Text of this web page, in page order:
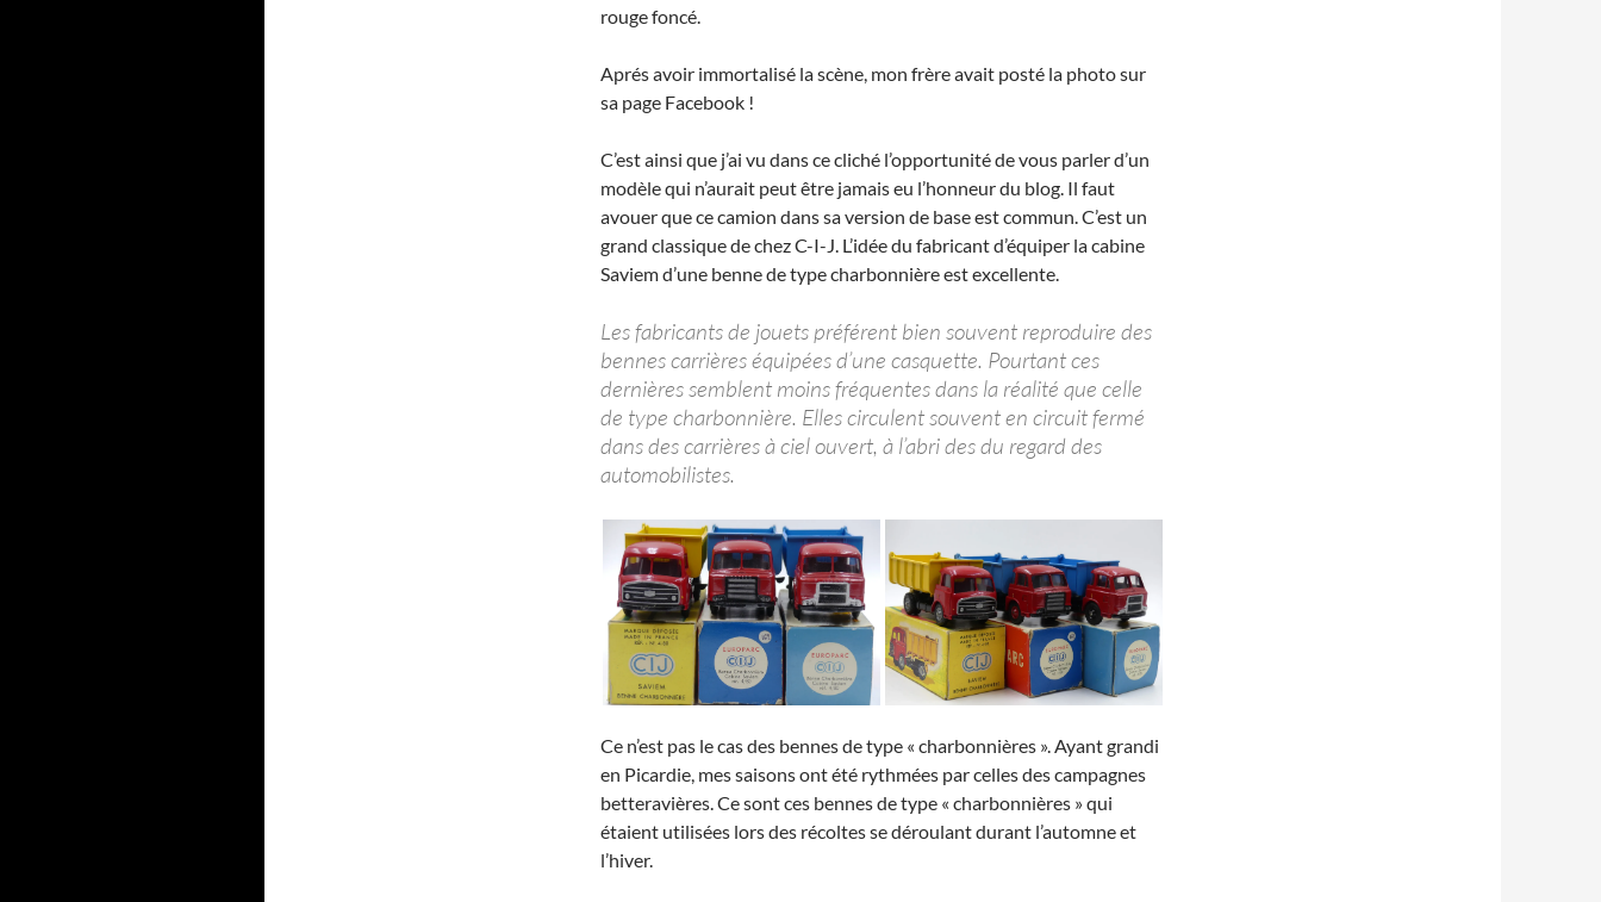
rouge foncé.
Aprés avoir immortalisé la scène, mon frère avait posté la photo sur
sa page Facebook !
C’est ainsi que j’ai vu dans ce cliché l’opportunité de vous parler d’un
modèle qui n’aurait peut être jamais eu l’honneur du blog. Il faut
avouer que ce camion dans sa version de base est commun. C’est un
grand classique de chez C-I-J. L’idée du fabricant d’équiper la cabine
Saviem d’une benne de type charbonnière est excellente.
Les fabricants de jouets préférent bien souvent reproduire des
bennes carrières équipées d’une casquette. Pourtant ces
dernières semblent moins fréquentes dans la réalité que celle
de type charbonnière. Elles circulent souvent en circuit fermé
dans des carrières à ciel ouvert, à l’abri des du regard des
automobilistes.
Ce n’est pas le cas des bennes de type « charbonnières ». Ayant grandi
en Picardie, mes saisons ont été rythmées par celles des campagnes
betteravières. Ce sont ces bennes de type « charbonnières » qui
étaient utilisées lors des récoltes se déroulant durant l’automne et
l’hiver.